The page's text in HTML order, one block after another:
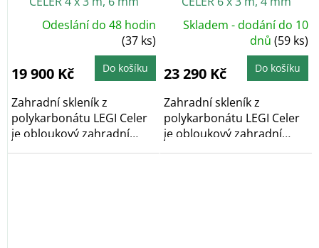
Odeslání do 48 hodin
(37 ks)
19 900 Kč Do košíku
Zahradní skleník z
polykarbonátu LEGI Celer
je obloukový zahradní
skleník, který díky...
Skladem - dodání do 10
dnů (59 ks)
23 290 Kč Do košíku
Zahradní skleník z
polykarbonátu LEGI Celer
je obloukový zahradní
skleník, který díky...